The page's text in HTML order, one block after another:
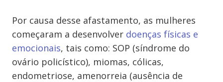
Por causa desse afastamento, as mulheres
começaram a desenvolver doenças físicas e
emocionais, tais como: SOP (síndrome do
ovário policístico), miomas, cólicas,
endometriose, amenorreia (ausência de